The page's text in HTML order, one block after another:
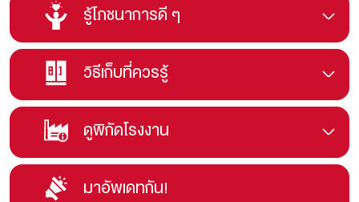
รู้โภชนาการดี ๆ
วิธีเก็บที่ควรรู้
ดูพิกัดโรงงาน
มาอัพเดทกัน!